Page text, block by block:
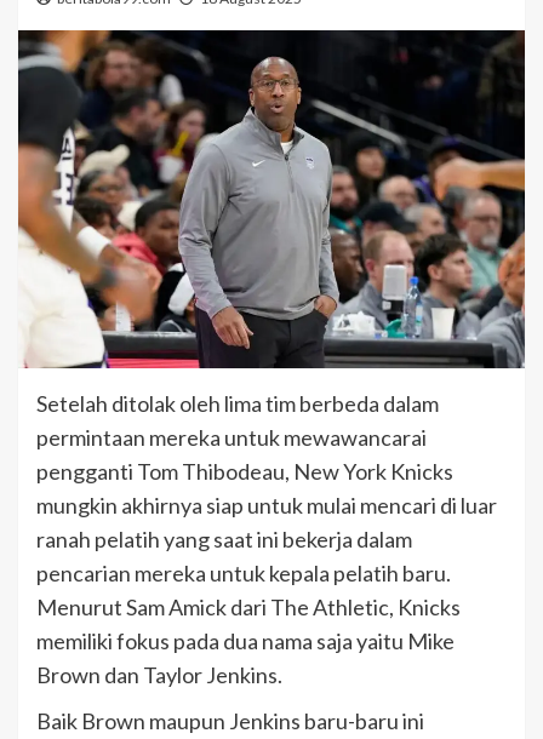
Setelah ditolak oleh lima tim berbeda dalam
permintaan mereka untuk mewawancarai
pengganti Tom Thibodeau, New York Knicks
mungkin akhirnya siap untuk mulai mencari di luar
ranah pelatih yang saat ini bekerja dalam
pencarian mereka untuk kepala pelatih baru.
Menurut Sam Amick dari The Athletic, Knicks
memiliki fokus pada dua nama saja yaitu Mike
Brown dan Taylor Jenkins.
Baik Brown maupun Jenkins baru-baru ini